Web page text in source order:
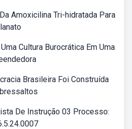
Amoxicilina Tri-hidratada Para
Cultura Burocrática Em Uma
Brasileira Foi Construída
De Instrução 03 Processo: